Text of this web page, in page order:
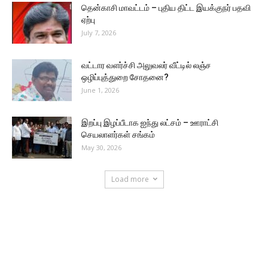
தென்காசி மாவட்டம் – புதிய திட்ட இயக்குநர் பதவி
ஏற்பு
July 7, 2026
வட்டார வளர்ச்சி அலுவலர் வீட்டில் லஞ்ச
ஒழிப்புத்துறை சோதனை?
June 1, 2026
இறப்பு இழப்பீடாக ஐந்து லட்சம் – ஊராட்சி
செயலாளர்கள் சங்கம்
May 30, 2026
Load more